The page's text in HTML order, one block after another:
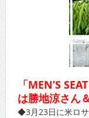
「MEN’S
は勝地涼さん
◆3月23日に米ロ